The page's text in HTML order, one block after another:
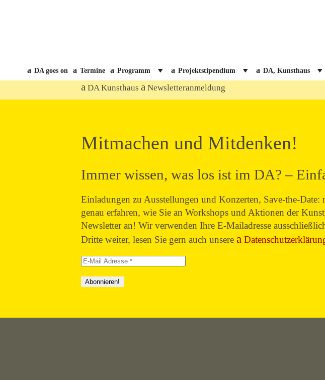
DA goes on Termine Programm Projektstipendium DA, Kunsthaus
DA Kunsthaus Newsletteranmeldung
Mitmachen und Mitdenken!
Immer wissen, was los ist im DA? –
Einladungen zu Ausstellungen und Konzerten, Save-the-
genau erfahren, wie Sie an Workshops und Aktionen der
Newsletter an! Wir verwenden Ihre E-Mailadresse
Dritte weiter, lesen Sie gern auch unsere
E-
Adresse
*